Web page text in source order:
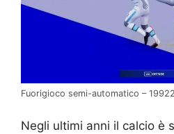
Fuorigioco semi-automatico –
Negli ultimi anni il calcio è